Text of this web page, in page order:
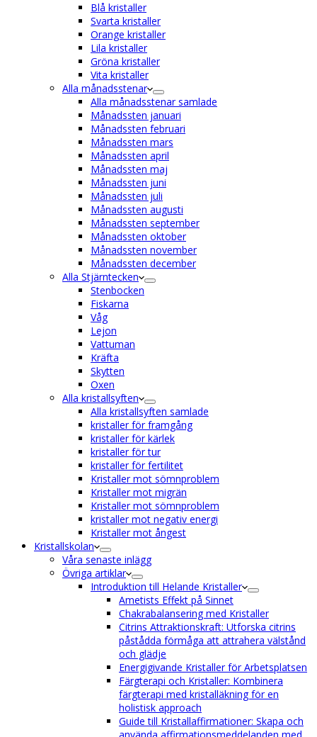
Blå kristaller
Svarta kristaller
Orange kristaller
Lila kristaller
Gröna kristaller
Vita kristaller
Alla månadsstenar
Alla månadsstenar samlade
Månadssten januari
Månadssten februari
Månadssten mars
Månadssten april
Månadssten maj
Månadssten juni
Månadssten juli
Månadssten augusti
Månadssten september
Månadssten oktober
Månadssten november
Månadssten december
Alla Stjärntecken
Stenbocken
Fiskarna
Våg
Lejon
Vattuman
Kräfta
Skytten
Oxen
Alla kristallsyften
Alla kristallsyften samlade
kristaller för framgång
kristaller för kärlek
kristaller för tur
kristaller för fertilitet
Kristaller mot sömnproblem
Kristaller mot migrän
Kristaller mot sömnproblem
kristaller mot negativ energi
Kristaller mot ångest
Kristallskolan
Våra senaste inlägg
Övriga artiklar
Introduktion till Helande Kristaller
Ametists Effekt på Sinnet
Chakrabalansering med Kristaller
Citrins Attraktionskraft: Utforska citrins
påstådda förmåga att attrahera välstånd
och glädje
Energigivande Kristaller för Arbetsplatsen
Färgterapi och Kristaller: Kombinera
färgterapi med kristalläkning för en
holistisk approach
Guide till Kristallaffirmationer: Skapa och